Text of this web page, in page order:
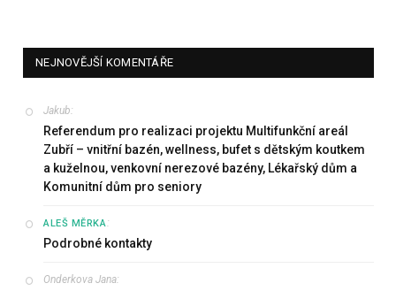
NEJNOVĚJŠÍ KOMENTÁŘE
Jakub:
Referendum pro realizaci projektu Multifunkční areál
Zubří – vnitřní bazén, wellness, bufet s dětským koutkem
a kuželnou, venkovní nerezové bazény, Lékařský dům a
Komunitní dům pro seniory
ALEŠ MĚRKA:
Podrobné kontakty
Onderkova Jana: